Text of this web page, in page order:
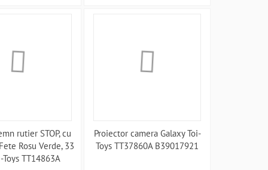
rutier STOP, cu
Rosu Verde, 33
Toys TT14863A
Proiector camera Galaxy Toi-
Toys TT37860A B39017921